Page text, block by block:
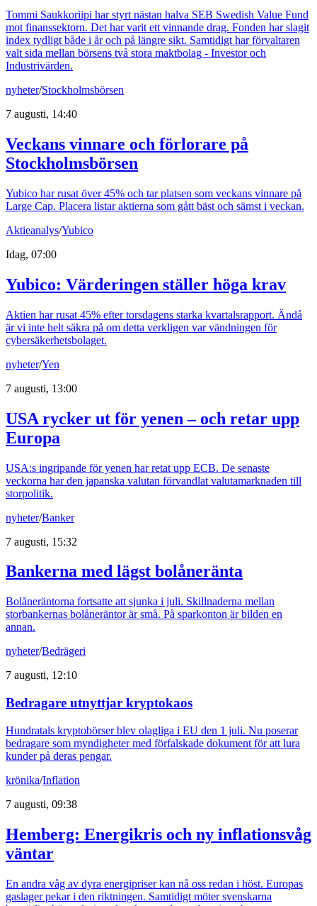
Tommi Saukkoriipi har styrt nästan halva SEB Swedish Value Fund
mot finanssektorn. Det har varit ett vinnande drag. Fonden har slagit
index tydligt både i år och på längre sikt. Samtidigt har förvaltaren
valt sida mellan börsens två stora maktbolag - Investor och
Industrivärden.
nyheter/Stockholmsbörsen
7 augusti, 14:40
Veckans vinnare och förlorare på
Stockholmsbörsen
Yubico har rusat över 45% och tar platsen som veckans vinnare på
Large Cap. Placera listar aktierna som gått bäst och sämst i veckan.
Aktieanalys/Yubico
Idag, 07:00
Yubico: Värderingen ställer höga krav
Aktien har rusat 45% efter torsdagens starka kvartalsrapport. Ändå
är vi inte helt säkra på om detta verkligen var vändningen för
cybersäkerhetsbolaget.
nyheter/Yen
7 augusti, 13:00
USA rycker ut för yenen – och retar upp
Europa
USA:s ingripande för yenen har retat upp ECB. De senaste
veckorna har den japanska valutan förvandlat valutamarknaden till
storpolitik.
nyheter/Banker
7 augusti, 15:32
Bankerna med lägst bolåneränta
Bolåneräntorna fortsatte att sjunka i juli. Skillnaderna mellan
storbankernas bolåneräntor är små. På sparkonton är bilden en
annan.
nyheter/Bedrägeri
7 augusti, 12:10
Bedragare utnyttjar kryptokaos
Hundratals kryptobörser blev olagliga i EU den 1 juli. Nu poserar
bedragare som myndigheter med förfalskade dokument för att lura
kunder på deras pengar.
krönika/Inflation
7 augusti, 09:38
Hemberg: Energikris och ny inflationsvåg
väntar
En andra våg av dyra energipriser kan nå oss redan i höst. Europas
gaslager pekar i den riktningen. Samtidigt möter svenskarna